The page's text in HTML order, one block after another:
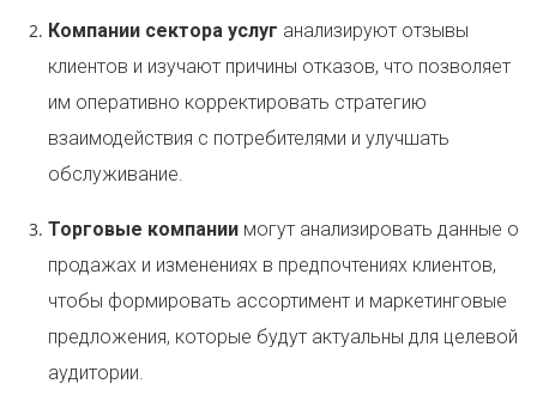
Компании сектора услуг анализируют отзывы
клиентов и изучают причины отказов, что позволяет
им оперативно корректировать стратегию
взаимодействия с потребителями и улучшать
обслуживание.
Торговые компании могут анализировать данные о
продажах и изменениях в предпочтениях клиентов,
чтобы формировать ассортимент и маркетинговые
предложения, которые будут актуальны для целевой
аудитории.